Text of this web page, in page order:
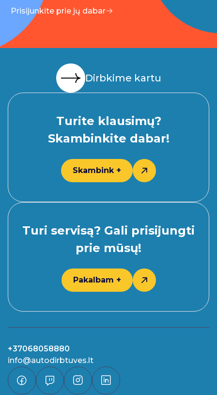
Prisijunkite prie jų dabar
Dirbkime kartu
Turite klausimų?
Skambinkite dabar!
Skambink +
Turi servisą? Gali prisijungti
prie mūsų!
Pakalbam +
+37068058880
info@autodirbtuves.lt